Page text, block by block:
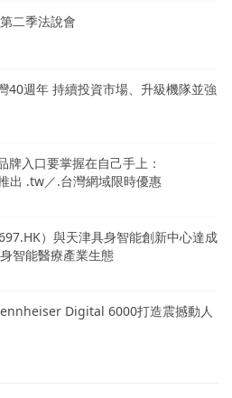
二季法說會
40週年 持續投資市場、升級機隊並強
牌入口要掌握在自己手上：
出 .tw／.台灣網域限時優惠
）與天津具身智能創新中心達成
智能醫療產業生態
Digital 6000打造震撼動人